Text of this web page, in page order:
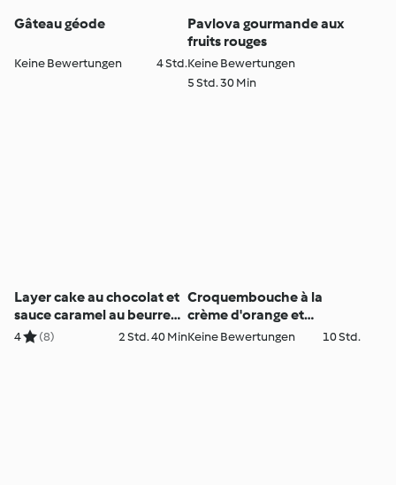
Gâteau géode
Keine Bewertungen 4 Std.
Pavlova gourmande aux
fruits rouges
Keine Bewertungen
5 Std. 30 Min
Layer cake au chocolat et
sauce caramel au beurre
salé
4 (8) 2 Std. 40 Min
Croquembouche à la
crème d'orange et
chocolat noir
Keine Bewertungen 10 Std.